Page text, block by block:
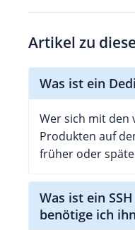
Artikel zu
Was ist ein
Wer sich mit den
Produkten auf
früher oder
Was ist ein
benötige ich